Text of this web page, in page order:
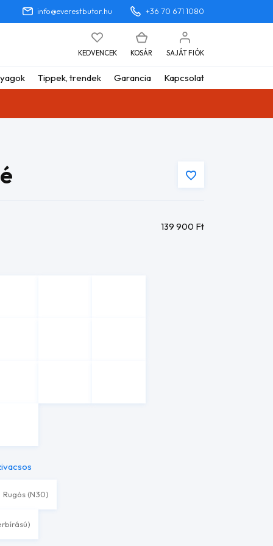
info@everestbutor.hu +36 70 671 1080
KEDVENCEK KOSÁR SAJÁT FIÓK
Tippek, trendek Garancia Kapcsolat
139 900 Ft
Rugós (N30)